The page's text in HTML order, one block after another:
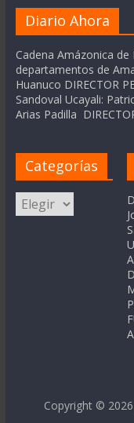
Diario Ahora
Cadena Amázonica
departamentos de
Huanuco DIRECTOR
Sandoval Ucayali:
Arias Padilla
Categorías
Categorías
Copyright © 2026